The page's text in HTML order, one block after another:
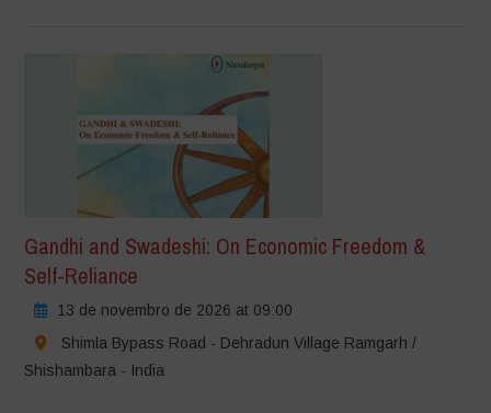
Gandhi and Swadeshi: On Economic Freedom &
Self-Reliance
13 de novembro de 2026 at 09:00
Shimla Bypass Road - Dehradun Village Ramgarh /
Shishambara - India